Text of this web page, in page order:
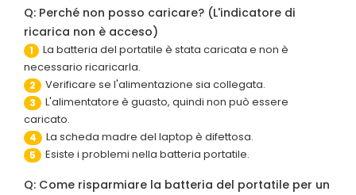
Q: Perché non posso caricare? (L'indicatore di
ricarica non è acceso)
1
La batteria del portatile è stata caricata e non è
necessario ricaricarla.
2 Verificare se l'alimentazione sia collegata.
3
L'alimentatore è guasto, quindi non può essere
caricato.
4 La scheda madre del laptop è difettosa.
5 Esiste i problemi nella batteria portatile.
Q: Come risparmiare la batteria del portatile per un